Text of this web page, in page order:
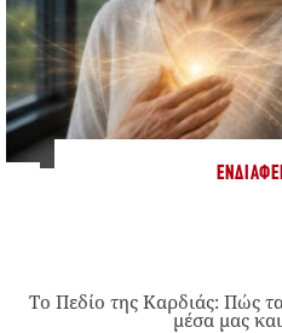
Το Πεδίο της Καρδιάς: Πώς
μέσα μας